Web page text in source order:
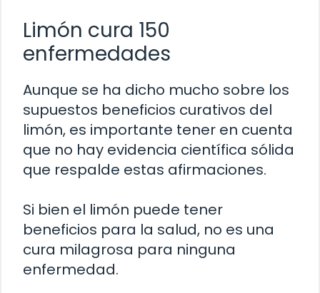
Limón cura 150
enfermedades
Aunque se ha dicho mucho sobre los
supuestos beneficios curativos del
limón, es importante tener en cuenta
que no hay evidencia científica sólida
que respalde estas afirmaciones.
Si bien el limón puede tener
beneficios para la salud, no es una
cura milagrosa para ninguna
enfermedad.